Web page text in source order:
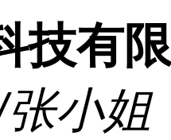
技有
小姐